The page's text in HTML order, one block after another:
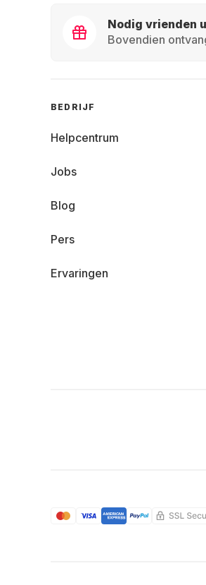
Nodig vrienden
Bovendien
BEDRIJF
Helpcentrum
Jobs
Blog
Pers
Ervaringen